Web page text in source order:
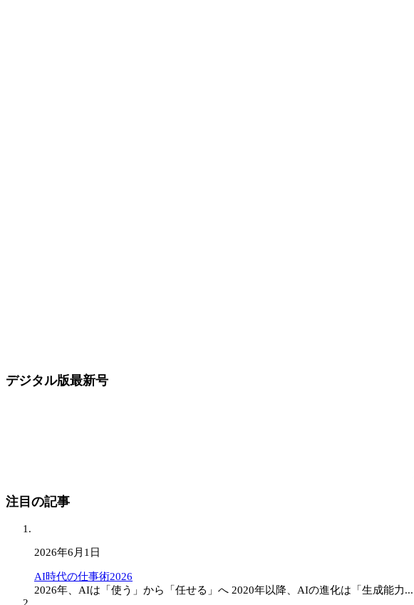
デジタル版最新号
注目の記事
2026年6月1日
AI時代の仕事術2026
2026年、AIは「使う」から「任せる」へ 2020年以降、AIの進化は「生成能力...